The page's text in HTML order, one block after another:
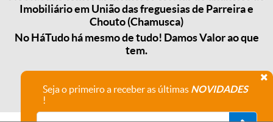
Imobiliário em União das freguesias de Parreira e
Chouto (Chamusca)
No HáTudo há mesmo de tudo! Damos Valor ao que
tem.
Seja o primeiro a receber as últimas NOVIDADES
!